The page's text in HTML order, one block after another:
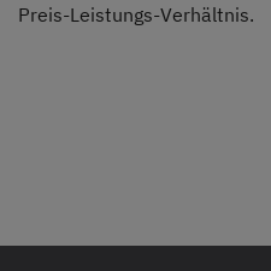
Preis-Leistungs-Verhältnis.